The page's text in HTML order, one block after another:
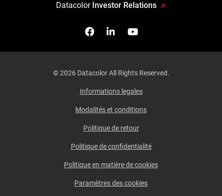
Datacolor Investor Relations
FacebookFollow us on Linkedin
Watch us on
© 2026 Datacolor All Rights Reserved.
Informations legales
Modalités et conditions
Politique de retour
Politique de confidentialité
Politique en matière de cookies
Paramètres des cookies